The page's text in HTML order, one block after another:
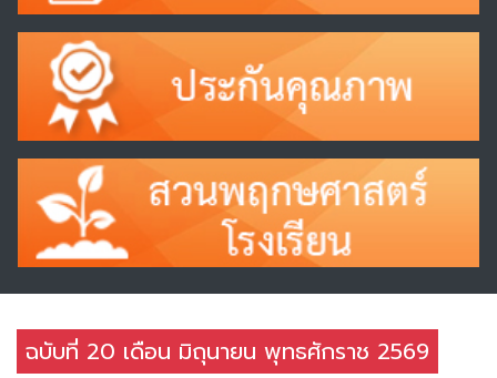
ฉบับที่ 20 เดือน มิถุนายน พุทธศักราช 2569